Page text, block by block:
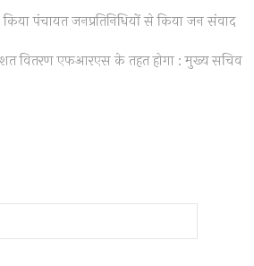
पंचायत जनप्रतिनिधियों से किया जन संवाद
वितरण एफआरएस के तहत होगा : मुख्य सचिव